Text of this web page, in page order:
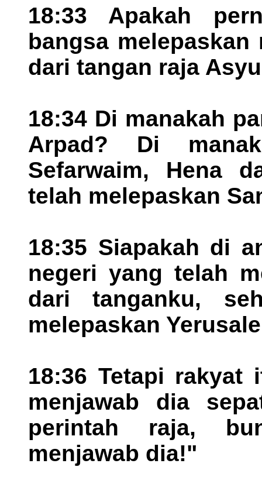
18:33 Apakah
bangsa
dari tangan raja
18:34 Di manakah
Arpad? Di
Sefarwaim, Hena
telah melepaskan
18:35 Siapakah di
negeri yang telah
dari tanganku,
melepaskan
18:36 Tetapi
menjawab dia
perintah raja,
menjawab dia!"